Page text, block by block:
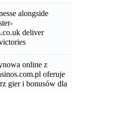
alongside
deliver
online z
oferuje
gier i bonusów dla